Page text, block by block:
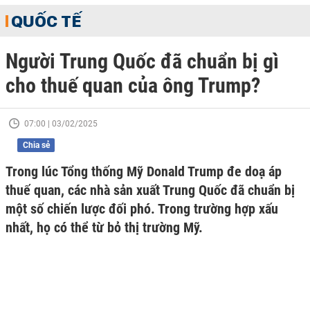
QUỐC TẾ
Người Trung Quốc đã chuẩn bị gì
cho thuế quan của ông Trump?
07:00 | 03/02/2025
Chia sẻ
Trong lúc Tổng thống Mỹ Donald Trump đe doạ áp
thuế quan, các nhà sản xuất Trung Quốc đã chuẩn bị
một số chiến lược đối phó. Trong trường hợp xấu
nhất, họ có thể từ bỏ thị trường Mỹ.